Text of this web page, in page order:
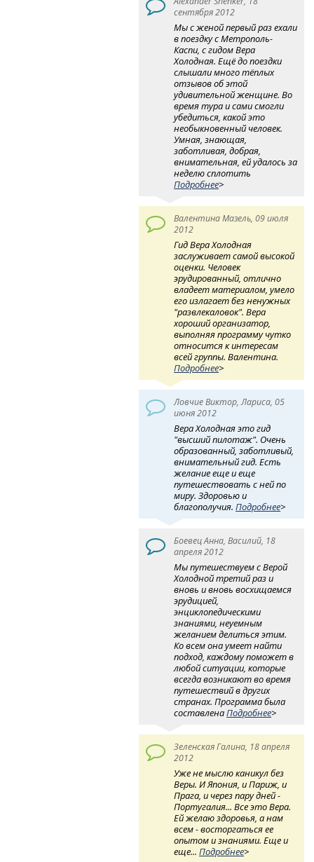
сентября 2012
Мы с женой первый раз ехали
в поездку с Метрополь-
Каспи, с гидом Вера
Холодная. Ещё до поездки
слышали много тёплых
отзывов об этой
удивительной женщине. Во
время тура и сами смогли
убедиться, какой это
необыкновенный человек.
Умная, знающая,
заботливая, добрая,
внимательная, ей удалось за
неделю сплотить
Подробнее>
Валентина Мазель, 09 июля
2012
Гид Вера Холодная
заслуживает самой высокой
оценки. Человек
эрудированный, отлично
владеет материалом, умело
его излагает без ненужных
"развлекаловок". Вера
хороший организатор,
выполняя программу чутко
относится к интересам
всей группы. Валентина.
Подробнее>
Ловчие Виктор, Лариса, 05
июня 2012
Вера Холодная это гид
"высший пилотаж". Очень
образованный, заботливый,
внимательный гид. Есть
желание еще и еще
путешествовать с ней по
миру. Здоровью и
благополучия.Подробнее>
Боевец Анна, Василий, 18
апреля 2012
Мы путешествуем с Верой
Холодной третий раз и
вновь и вновь восхищаемся
эрудицией,
энциклопедическими
знаниями, неуемным
желанием делиться этим.
Ко всем она умеет найти
подход, каждому поможет в
любой ситуации, которые
всегда возникают во время
путешествий в других
странах. Программа была
составленаПодробнее>
Зеленская Галина, 18 апреля
2012
Уже не мыслю каникул без
Веры. И Япония, и Париж, и
Прага, и через пару дней -
Португалия... Все это Вера.
Ей желаю здоровья, а нам
всем - восторгаться ее
опытом и знаниями. Еще и
еще...Подробнее>